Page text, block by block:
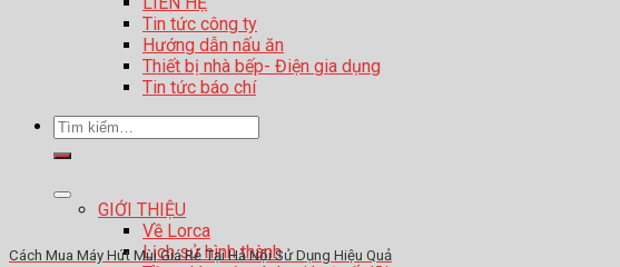
Tin tức công ty
Hướng dẫn nấu ăn
Thiết bị nhà bếp- Điện gia dụng
Tin tức báo chí
Tìm
kiếm:
GIỚI THIỆU
Về Lorca
Lịch sử hình thành
Cách Mua Máy Hút Mùi Giá Rẻ Tại Hà Nội Sử Dụng Hiệu Quả